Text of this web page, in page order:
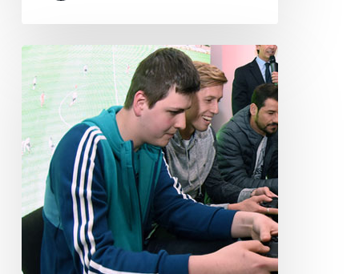
celulares
y
computadoras?
apuestas
deportivas
a
los
«e-
sports»